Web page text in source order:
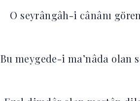
O seyrângâh-i cânânı
Bu meygede-i ma’nâda olan